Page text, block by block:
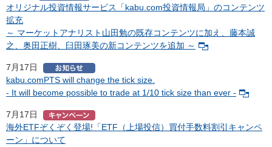
オリジナル投資情報サービス「kabu.com投資情報局」のコンテンツ
拡充
～ マーケットアナリスト山田勉の既存コンテンツに加え、藤本誠
之、奥田正樹、臼田琢美の新コンテンツを追加 ～
7月17日
kabu.comPTS will change the tick size.
- It will become possible to trade at 1/10 tick size than ever -
7月17日
海外ETFぞくぞく登場!「ETF（上場投信）買付手数料割引キャンペ
ーン」について